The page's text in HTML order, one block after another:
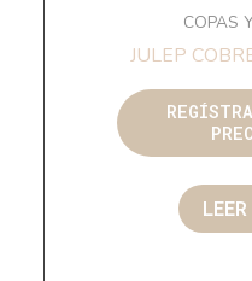
COPAS
JULEP